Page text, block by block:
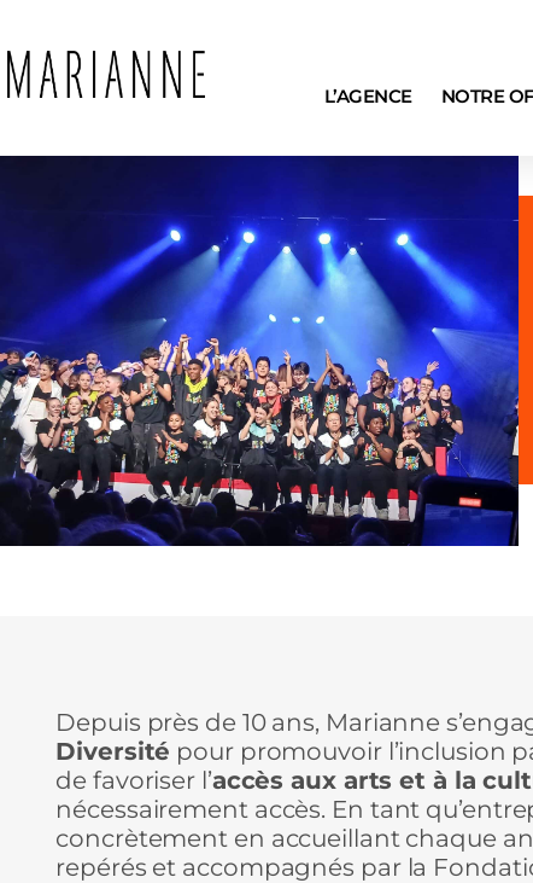
L’AGENCE NOTRE
Depuis près de 10 ans, Marianne
Diversité pour promouvoir l’inclusion
de favoriser l’accès aux arts et à la
nécessairement accès. En tant
concrètement en accueillant chaque
repérés et accompagnés par la